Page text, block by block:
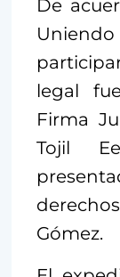
De
legal
Firma
Tojil
Gómez.